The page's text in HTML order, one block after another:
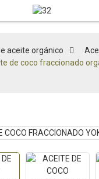
aceite orgánico
de coco fraccionado